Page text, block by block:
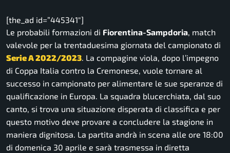
[the_ad id=”445341″]
Le probabili formazioni di Fiorentina-Sampdoria, match
valevole per la trentaduesima giornata del campionato di
Serie A 2022/2023. La compagine viola, dopo l’impegno
di Coppa Italia contro la Cremonese, vuole tornare al
successo in campionato per alimentare le sue speranze di
qualificazione in Europa. La squadra blucerchiata, dal suo
canto, si trova una situazione disperata di classifica e per
questo motivo deve provare a concludere la stagione in
maniera dignitosa. La partita andrà in scena alle ore 18:00
di domenica 30 aprile e sarà trasmessa in diretta